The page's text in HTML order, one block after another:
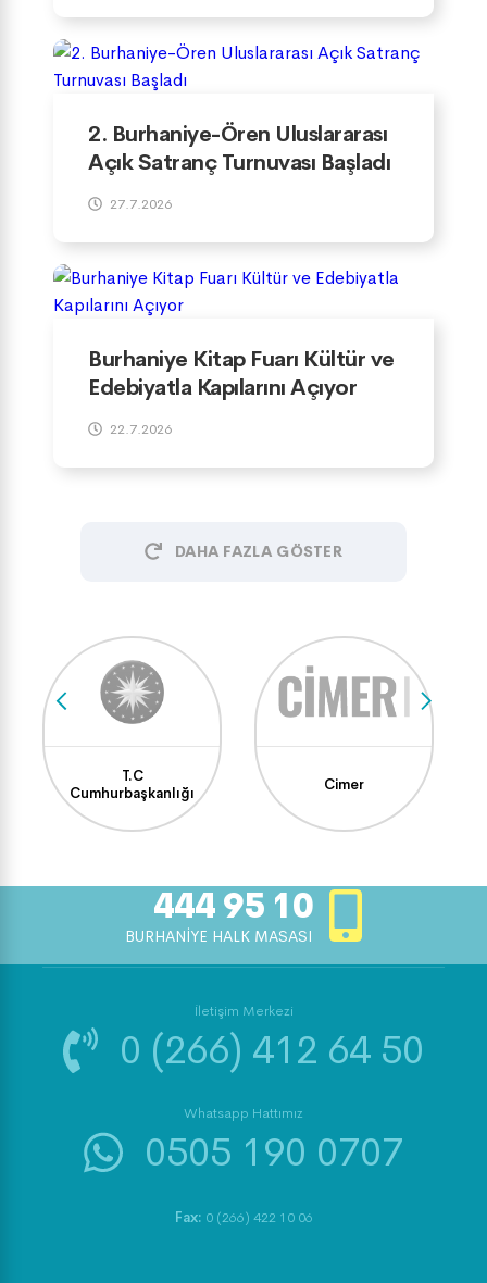
2. Burhaniye-Ören Uluslararası
Açık Satranç Turnuvası Başladı
27.7.2026
Burhaniye Kitap Fuarı Kültür ve
Edebiyatla Kapılarını Açıyor
22.7.2026
DAHA FAZLA GÖSTER
T.C
Cumhurbaşkanlığı
Cimer
444 95 10
BURHANİYE HALK MASASI
İletişim Merkezi
0 (266) 412 64 50
Whatsapp Hattımız
0505 190 0707
Fax: 0 (266) 422 10 06